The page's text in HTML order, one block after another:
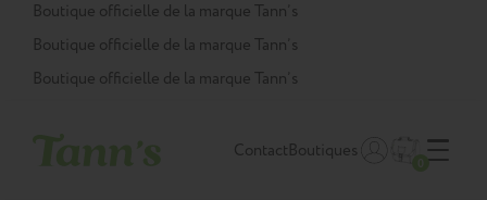
Panneau de gestion des cookies
Boutique officielle de la marque Tann’s
Boutique officielle de la marque Tann’s
Boutique officielle de la marque Tann’s
ContactBoutiques